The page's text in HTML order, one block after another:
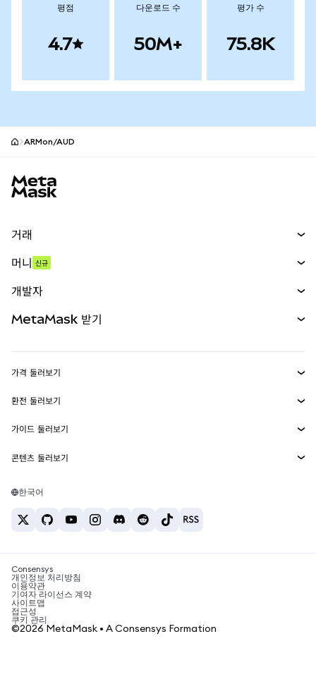
평점
4.7
다운로드 수
50M+
평가 수
75.8K
ARMon/AUD
거래
무기한 선물
실물자산
머니 신규
개발자
MetaMask Connect
Snaps
웹3 서비스
MetaMask 받기
보안
고객 지원
채용
가격 둘러보기
이더리움 가격
솔라나 가격
테더 가격
환전 둘러보기
ETH를 USD로 환전
USDT를 INR로 환전
BTC를 INR로 환전
ETH를 USDT로 환전
가이드 둘러보기
ETH 매수
USDT 매수
SHIB 매수
BNB 매수
콘텐츠 둘러보기
솔라나 지갑
암호화폐 세금 뉴스
암호화폐 매수 방법
비트코인 매도 방법
한국어
Consensys
개인정보 처리방침
이용약관
기여자 라이선스 계약
사이트맵
접근성
쿠키 관리
©2026 MetaMask • A Consensys Formation